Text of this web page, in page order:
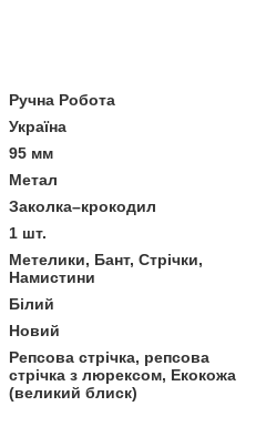
Ручна Робота
Україна
95 мм
Метал
Заколка–крокодил
1 шт.
Метелики, Бант, Стрічки,
Намистини
Білий
Новий
Репсова стрічка, репсова
стрічка з люрексом, Екокожа
(великий блиск)